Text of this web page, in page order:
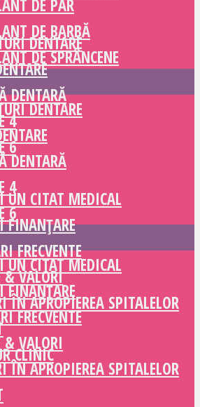
DENTARE
DENTARĂ
4
6
UN CITAT MEDICAL
FINANȚARE
FRECVENTE
VALORI
ÎN APROPIEREA SPITALELOR
CLINIC
DE PĂR
DE BARBĂ
DE SPRÂNCENE
DENTARE
DENTARĂ
4
6
UN CITAT MEDICAL
FINANȚARE
FRECVENTE
VALORI
ÎN APROPIEREA SPITALELOR